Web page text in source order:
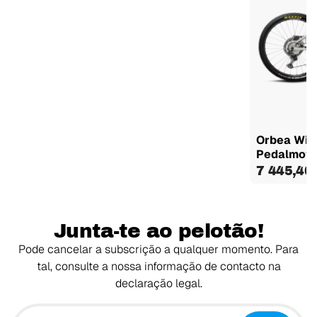
Orbea
Pedalmoto
7 445,40
Junta-te ao pelotão!
Pode cancelar a subscrição a qualquer momento. Para
tal, consulte a nossa informação de contacto na
declaração legal.